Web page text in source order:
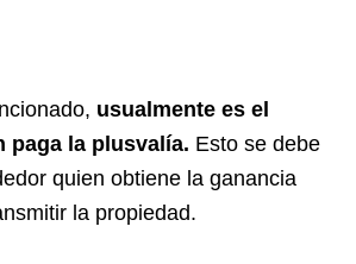
usualmente es el
paga la plusvalía. Esto se debe
quien obtiene la ganancia
la propiedad.